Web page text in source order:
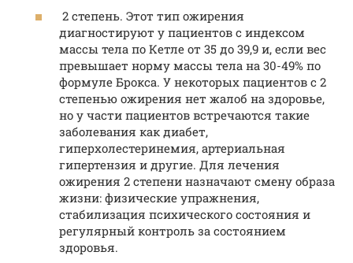
2 степень. Этот тип ожирения
диагностируют у пациентов с индексом
массы тела по Кетле от 35 до 39,9 и, если вес
превышает норму массы тела на 30-49% по
формуле Брокса. У некоторых пациентов с 2
степенью ожирения нет жалоб на здоровье,
но у части пациентов встречаются такие
заболевания как диабет,
гиперхолестеринемия, артериальная
гипертензия и другие. Для лечения
ожирения 2 степени назначают смену образа
жизни: физические упражнения,
стабилизация психического состояния и
регулярный контроль за состоянием
здоровья.